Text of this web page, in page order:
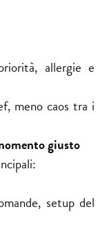
allergie e
meno caos tra i
giusto
setup del